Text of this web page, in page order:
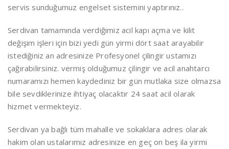
servis sunduğumuz engelset sistemini yaptırınız..
Serdivan tamamında verdiğimiz acil kapı açma ve kilit
değişim işleri için bizi yedi gün yirmi dört saat arayabilir
istediğiniz an adresinize Profesyonel çilingir ustamızı
çağırabilirsiniz. vermiş olduğumuz çilingir ve acil anahtarcı
numaramızı hemen kaydediniz bir gün mutlaka size olmazsa
bile sevdiklerinize ihtiyaç olacaktır 24 saat acil olarak
hizmet vermekteyiz.
Serdivan ya bağlı tüm mahalle ve sokaklara adres olarak
hakim olan ustalarımız adresinize en geç on beş ila yirmi